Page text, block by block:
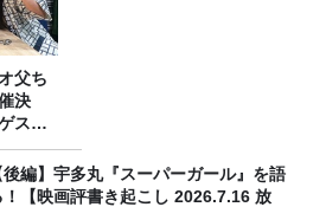
父ち
決
スト
後編】宇多丸『スーパーガール』を語
！【映画評書き起こし 2026.7.16 放